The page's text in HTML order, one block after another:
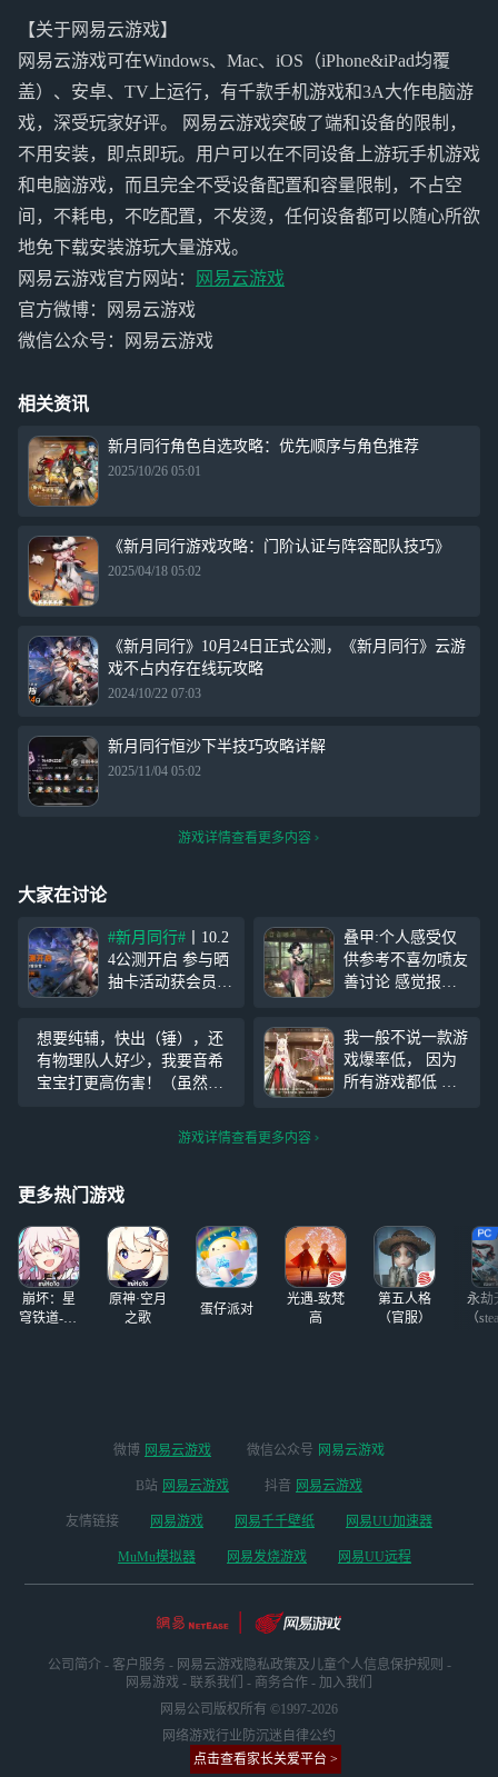
【关于网易云游戏】
网易云游戏可在Windows、Mac、iOS（iPhone&iPad均覆
盖）、安卓、TV上运行，有千款手机游戏和3A大作电脑游
戏，深受玩家好评。 网易云游戏突破了端和设备的限制，
不用安装，即点即玩。用户可以在不同设备上游玩手机游戏
和电脑游戏，而且完全不受设备配置和容量限制，不占空
间，不耗电，不吃配置，不发烫，任何设备都可以随心所欲
地免下载安装游玩大量游戏。
网易云游戏官方网站：
网易云游戏
官方微博：网易云游戏
微信公众号：网易云游戏
相关资讯
新月同行角色自选攻略：优先顺序与角色推荐
2025/10/26 05:01
《新月同行游戏攻略：门阶认证与阵容配队技巧》
2025/04/18 05:02
《新月同行》10月24日正式公测，《新月同行》云游
戏不占内存在线玩攻略
2024/10/22 07:03
新月同行恒沙下半技巧攻略详解
2025/11/04 05:02
游戏详情查看更多内容
大家在讨论
#新月同行# 丨10.2
4公测开启 参与晒
抽卡活动获会员奖
0月23日-11月6日
活动规则与奖励：
①带 #新月同行#
【话题】进行发
卡截图】，云云将
获
叠甲:个人感受仅
供参考不喜勿喷友
善讨论 感觉报
mm 剧情节奏不知
所云，没什么让人
看下去的欲望，没
有紧迫感和代入
想要纯辅，快出（锤），还
有物理队人好少，我要音希
宝宝打更高伤害！（虽然知
我一般不说一款游
戏爆率低， 因为
所有游戏都低 但
游戏详情查看更多内容
更多热门游戏
崩坏：星
穹铁道-4.4
原神·空月
之歌
蛋仔派对
光遇-致梵
高
第五人格
（官服）
永劫
（
微博 网易云游戏 微信公众号 网易云游戏
B站 网易云游戏 抖音 网易云游戏
友情链接 网易游戏 网易千千壁纸 网易UU加速器
MuMu模拟器 网易发烧游戏 网易UU远程
公司简介 - 客户服务 - 网易云游戏隐私政策及儿童个人信息保护规则 -
网易游戏 - 联系我们 - 商务合作 - 加入我们
网易公司版权所有 ©1997-2026
网络游戏行业防沉迷自律公约
点击查看家长关爱平台 >